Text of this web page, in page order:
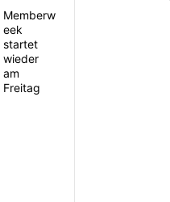
Memberw
eek
startet
wieder
am
Freitag